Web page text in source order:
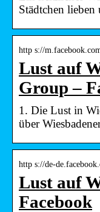
Städtchen
http s://
Lust auf
Group –
1. Die Lust in
über
http s://de-
Lust auf
Facebook